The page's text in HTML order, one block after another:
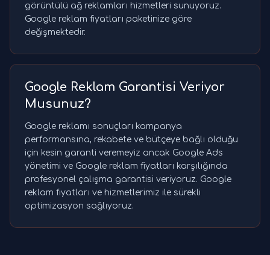
görüntülü ağ reklamları hizmetleri sunuyoruz.
Google reklam fiyatları paketinize göre
değişmektedir.
Google Reklam Garantisi Veriyor
Musunuz?
Google reklamı sonuçları kampanya
performansına, rekabete ve bütçeye bağlı olduğu
için kesin garanti veremeyiz ancak Google Ads
yönetimi ve Google reklam fiyatları karşılığında
profesyonel çalışma garantisi veriyoruz. Google
reklam fiyatları ve hizmetlerimiz ile sürekli
optimizasyon sağlıyoruz.